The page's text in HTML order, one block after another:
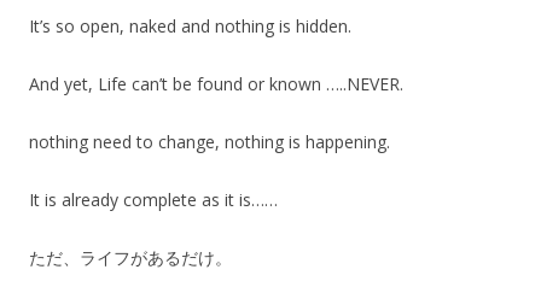
It’s so open, naked and nothing is hidden.
And yet, Life can’t be found or known …..NEVER.
nothing need to change, nothing is happening.
It is already complete as it is……
ただ、ライフがあるだけ。